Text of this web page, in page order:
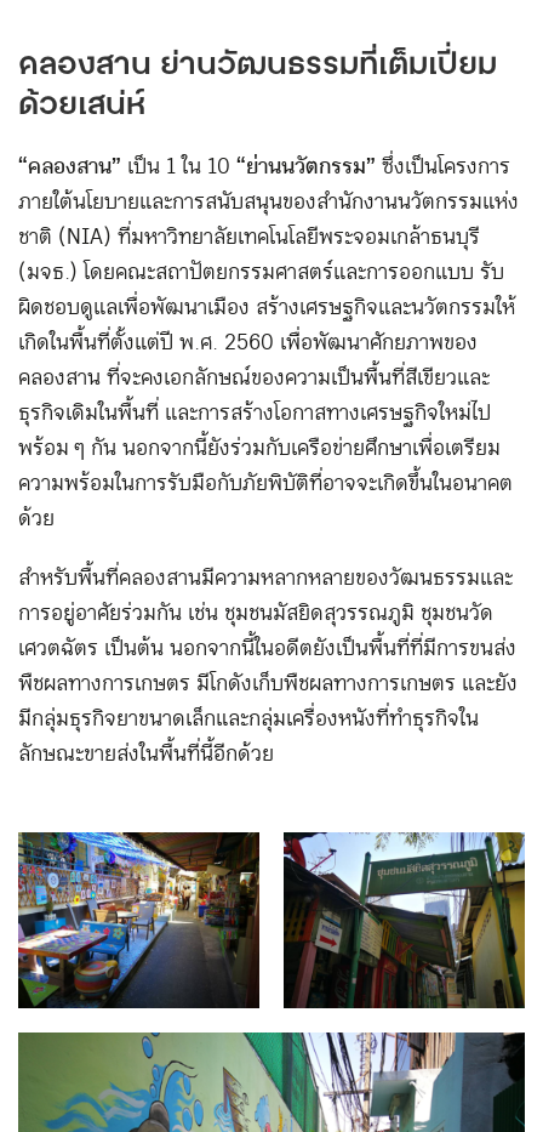
คลองสาน ย่านวัฒนธรรมที่เต็มเปี่ยม
ด้วยเสน่ห์
“คลองสาน” เป็น 1 ใน 10“ย่านนวัตกรรม”ซึ่งเป็นโครงการ
ภายใต้นโยบายและการสนับสนุนของสำนักงานนวัตกรรมแห่ง
ชาติ (NIA) ที่มหาวิทยาลัยเทคโนโลยีพระจอมเกล้าธนบุรี
(มจธ.) โดยคณะสถาปัตยกรรมศาสตร์และการออกแบบ รับ
ผิดชอบดูแลเพื่อพัฒนาเมือง สร้างเศรษฐกิจและนวัตกรรมให้
เกิดในพื้นที่ ตั้งแต่ปี พ.ศ. 2560 เพื่อพัฒนาศักยภาพของ
คลองสาน ที่จะคงเอกลักษณ์ของความเป็นพื้นที่สีเขียวและ
ธุรกิจเดิมในพื้นที่ และการสร้างโอกาสทางเศรษฐกิจใหม่ไป
พร้อม ๆ กัน นอกจากนี้ยังร่วมกับเครือข่ายศึกษาเพื่อเตรียม
ความพร้อมในการรับมือกับภัยพิบัติที่อาจจะเกิดขึ้นในอนาคต
ด้วย
สำหรับพื้นที่คลองสานมีความหลากหลายของวัฒนธรรมและ
การอยู่อาศัยร่วมกัน เช่น ชุมชนมัสยิดสุวรรณภูมิ ชุมชนวัด
เศวตฉัตร เป็นต้น นอกจากนี้ในอดีตยังเป็นพื้นที่ที่มีการขนส่ง
พืชผลทางการเกษตร มีโกดังเก็บพืชผลทางการเกษตร และยัง
มีกลุ่มธุรกิจยาขนาดเล็กและกลุ่มเครื่องหนังที่ทำธุรกิจใน
ลักษณะขายส่งในพื้นที่นี้อีกด้วย